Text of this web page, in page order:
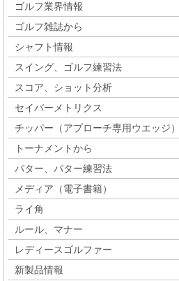
ゴルフ業界情報
ゴルフ雑誌から
シャフト情報
スイング、ゴルフ練習法
スコア、ショット分析
セイバーメトリクス
チッパー（アプローチ専用ウエッジ）
トーナメントから
パター、パター練習法
メディア（電子書籍）
ライ角
ルール、マナー
レディースゴルファー
新製品情報